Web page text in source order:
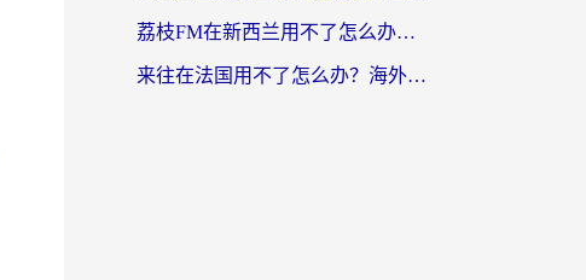
荔枝FM在新西兰用不了怎么办？海外党必看的回国加速解决方案
来往在法国用不了怎么办？海外党亲测有效的回国加速指南